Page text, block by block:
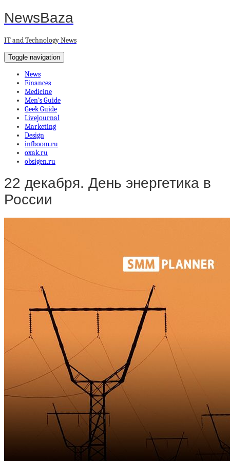
NewsBaza
IT and Technology News
Toggle navigation
News
Finances
Medicine
Men’s Guide
Geek Guide
Livejournal
Marketing
Design
infboom.ru
oxak.ru
obsigen.ru
22 декабря. День энергетика в
России